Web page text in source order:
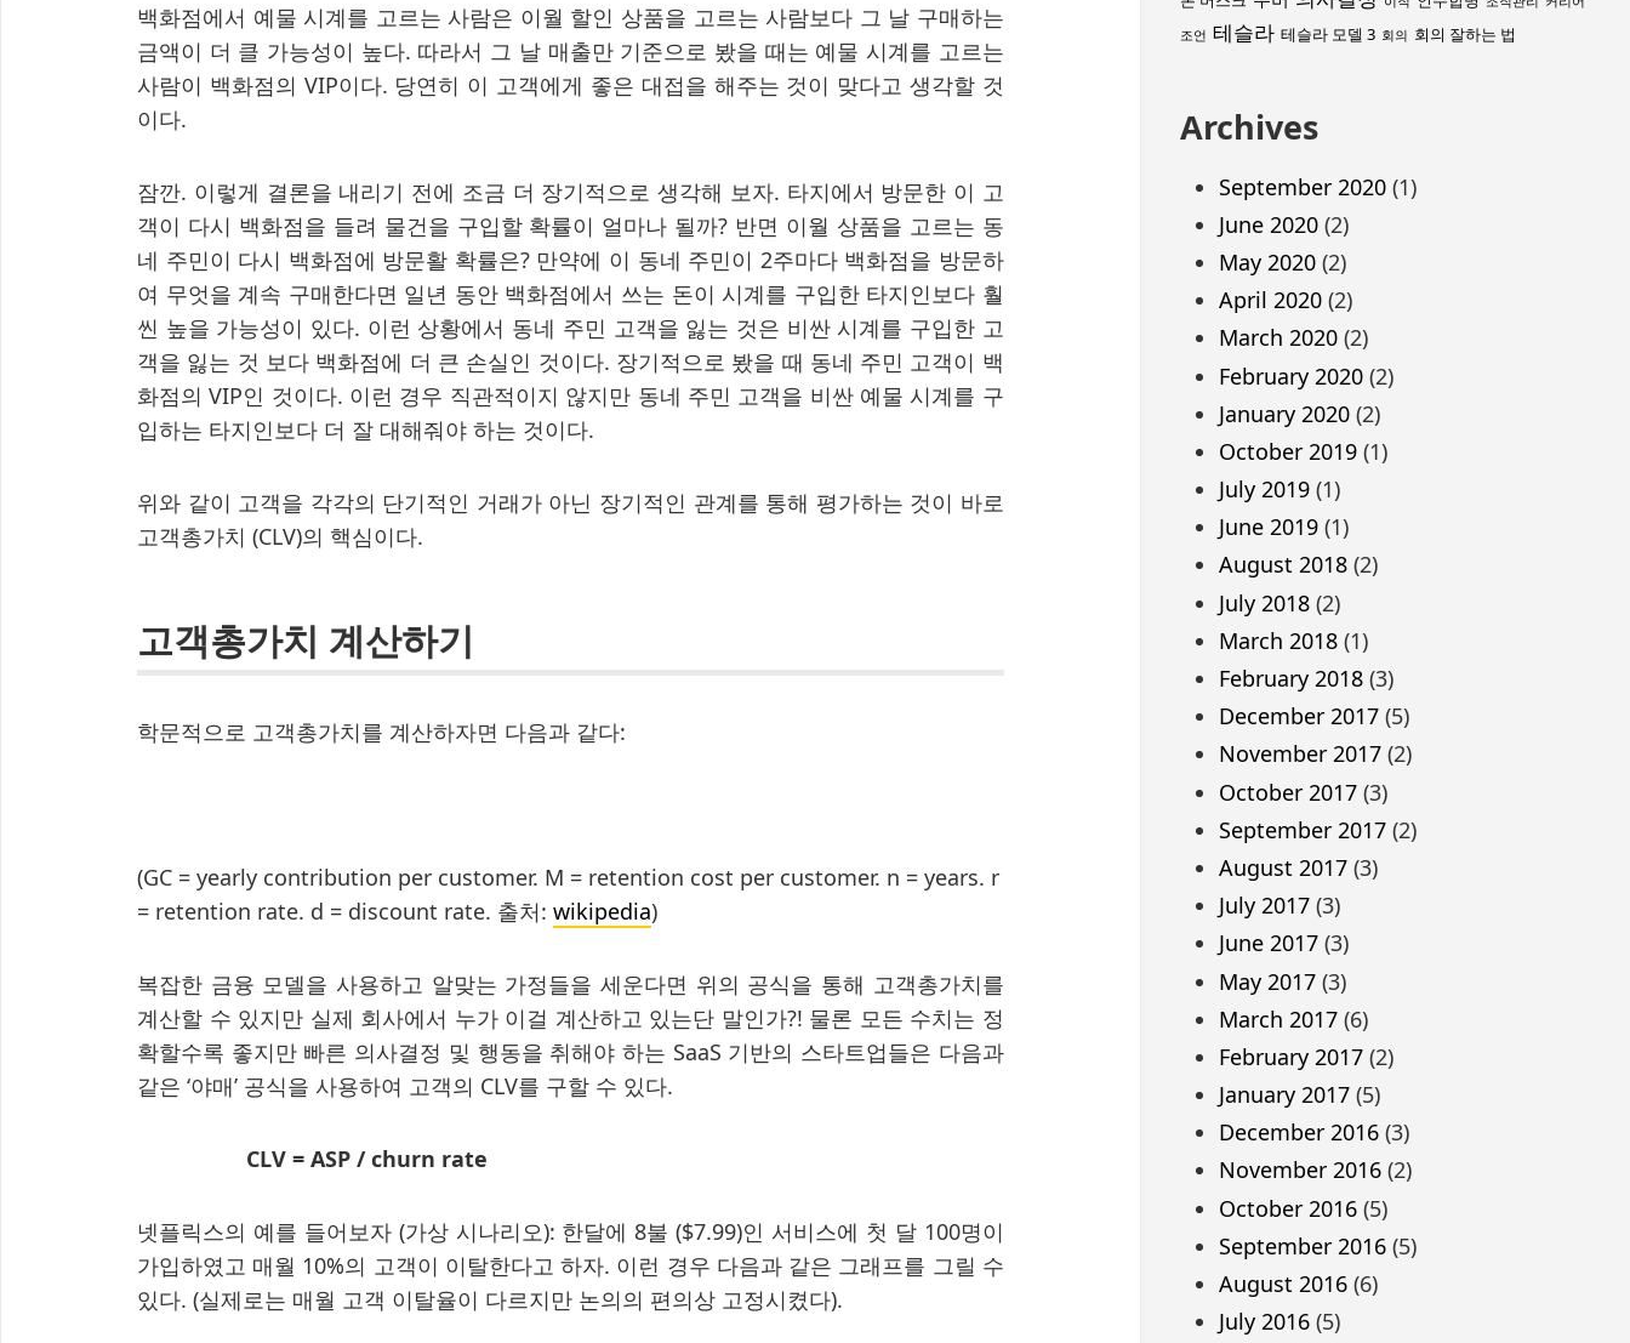
백화점에서 예물 시계를 고르는 사람은 이월 할인 상품을 고르는 사람보다 그 날 구매하는
금액이 더 클 가능성이 높다. 따라서 그 날 매출만 기준으로 봤을 때는 예물 시계를 고르는
사람이 백화점의 VIP이다. 당연히 이 고객에게 좋은 대접을 해주는 것이 맞다고 생각할 것
이다.
잠깐. 이렇게 결론을 내리기 전에 조금 더 장기적으로 생각해 보자. 타지에서 방문한 이 고
객이 다시 백화점을 들려 물건을 구입할 확률이 얼마나 될까? 반면 이월 상품을 고르는 동
네 주민이 다시 백화점에 방문활 확률은? 만약에 이 동네 주민이 2주마다 백화점을 방문하
여 무엇을 계속 구매한다면 일년 동안 백화점에서 쓰는 돈이 시계를 구입한 타지인보다 훨
씬 높을 가능성이 있다. 이런 상황에서 동네 주민 고객을 잃는 것은 비싼 시계를 구입한 고
객을 잃는 것 보다 백화점에 더 큰 손실인 것이다. 장기적으로 봤을 때 동네 주민 고객이 백
화점의 VIP인 것이다. 이런 경우 직관적이지 않지만 동네 주민 고객을 비싼 예물 시계를 구
입하는 타지인보다 더 잘 대해줘야 하는 것이다.
위와 같이 고객을 각각의 단기적인 거래가 아닌 장기적인 관계를 통해 평가하는 것이 바로
고객총가치 (CLV)의 핵심이다.
고객총가치 계산하기
학문적으로 고객총가치를 계산하자면 다음과 같다:
(GC = yearly contribution per customer. M = retention cost per customer. n = years. r
= retention rate. d = discount rate. 출처: wikipedia)
복잡한 금융 모델을 사용하고 알맞는 가정들을 세운다면 위의 공식을 통해 고객총가치를
계산할 수 있지만 실제 회사에서 누가 이걸 계산하고 있는단 말인가?! 물론 모든 수치는 정
확할수록 좋지만 빠른 의사결정 및 행동을 취해야 하는 SaaS 기반의 스타트업들은 다음과
같은 ‘야매’ 공식을 사용하여 고객의 CLV를 구할 수 있다.
CLV = ASP / churn rate
넷플릭스의 예를 들어보자 (가상 시나리오): 한달에 8불 ($7.99)인 서비스에 첫 달 100명이
가입하였고 매월 10%의 고객이 이탈한다고 하자. 이런 경우 다음과 같은 그래프를 그릴 수
있다. (실제로는 매월 고객 이탈율이 다르지만 논의의 편의상 고정시켰다).
조언 테슬라 테슬라 모델 3 회의 회의 잘하는 법
Archives
September 2020(1)
June 2020(2)
May 2020(2)
April 2020(2)
March 2020(2)
February 2020(2)
January 2020(2)
October 2019(1)
July 2019(1)
June 2019(1)
August 2018(2)
July 2018(2)
March 2018(1)
February 2018(3)
December 2017(5)
November 2017(2)
October 2017(3)
September 2017(2)
August 2017(3)
July 2017(3)
June 2017(3)
May 2017(3)
March 2017(6)
February 2017(2)
January 2017(5)
December 2016(3)
November 2016(2)
October 2016(5)
September 2016(5)
August 2016(6)
July 2016(5)